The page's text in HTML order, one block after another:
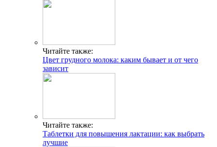
Читайте также:
Цвет грудного молока: каким бывает и от чего
зависит
Читайте также:
Таблетки для повышения лактации: как выбрать
лучшие